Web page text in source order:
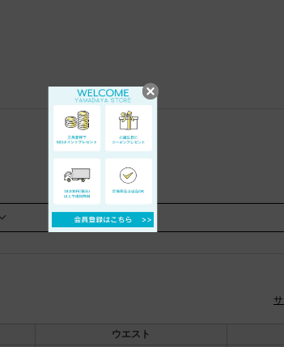
ウエスト